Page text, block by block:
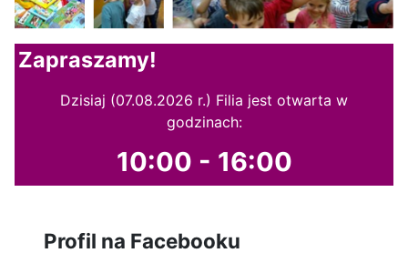
Zapraszamy!
Dzisiaj (07.08.2026 r.) Filia jest otwarta w
godzinach:
10:00 - 16:00
Profil na Facebooku